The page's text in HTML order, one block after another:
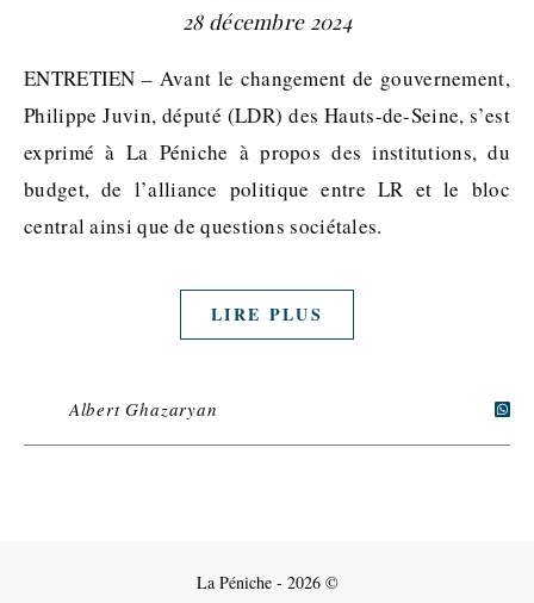
28 décembre 2024
ENTRETIEN – Avant le changement de gouvernement,
Philippe Juvin, député (LDR) des Hauts-de-Seine, s’est
exprimé à La Péniche à propos des institutions, du
budget, de l’alliance politique entre LR et le bloc
central ainsi que de questions sociétales.
LIRE PLUS
Albert Ghazaryan
La Péniche - 2026 ©